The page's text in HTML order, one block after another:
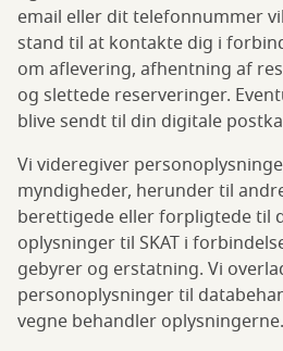
email eller dit telefonnummer
stand til at kontakte dig i
om aflevering, afhentning af
og slettede reserveringer.
blive sendt til din digitale
Vi videregiver
myndigheder, herunder til
berettigede eller forpligtede til
oplysninger til SKAT i
gebyrer og erstatning. Vi
personoplysninger til
vegne behandler oplysningerne.